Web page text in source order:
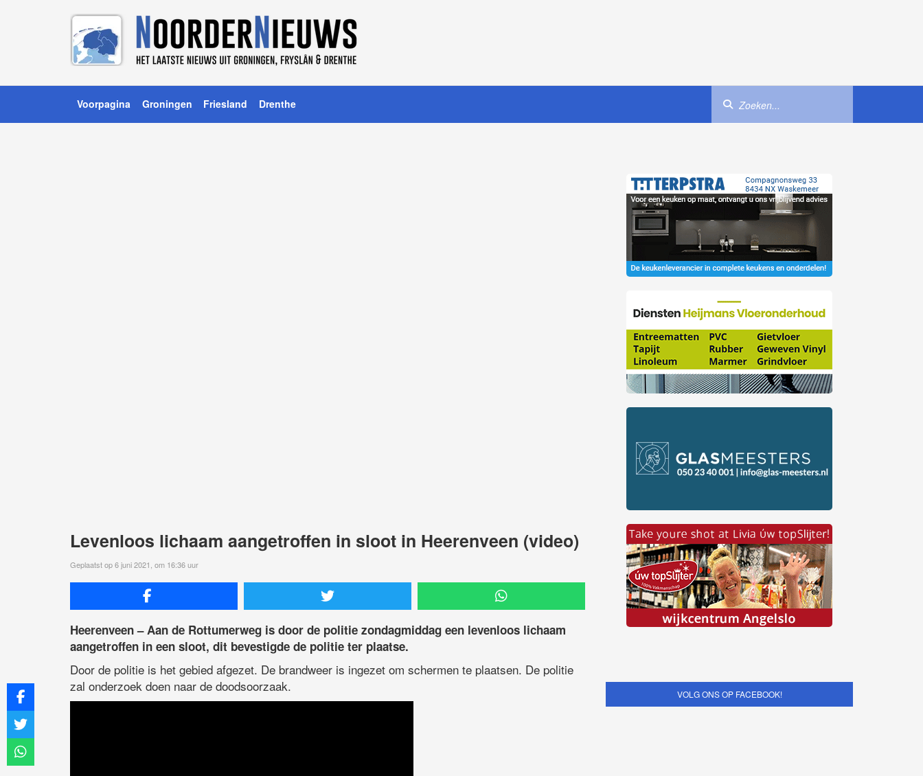
Voorpagina Groningen Friesland Drenthe
Levenloos lichaam aangetroffen in sloot in Heerenveen (video)
Geplaatst op 6 juni 2021, om 16:36 uur
Heerenveen – Aan de Rottumerweg is door de politie zondagmiddag een levenloos lichaam
aangetroffen in een sloot, dit bevestigde de politie ter plaatse.
Door de politie is het gebied afgezet. De brandweer is ingezet om schermen te plaatsen. De politie
zal onderzoek doen naar de doodsoorzaak.
VOLG ONS OP FACEBOOK!